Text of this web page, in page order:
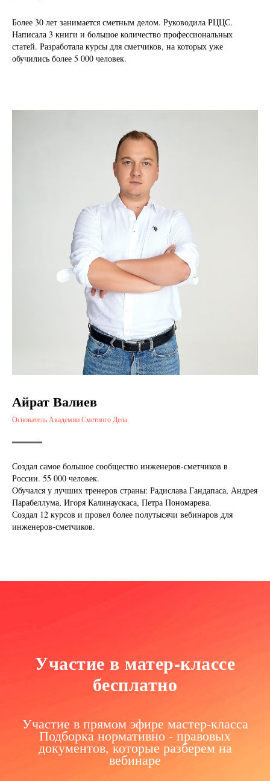
Более 30 лет занимается сметным делом. Руководила РЦЦС.
Написала 3 книги и большое количество профессиональных
статей. Разработала курсы для сметчиков, на которых уже
обучились более 5 000 человек.
Айрат Валиев
Основатель Академии Сметного Дела
Создал самое большое сообщество инженеров-сметчиков в
России. 55 000 человек.
Обучался у лучших тренеров страны: Радислава Гандапаса, Андрея
Парабеллума, Игоря Калинаускаса, Петра Пономарева.
Создал 12 курсов и провел более полутысячи вебинаров для
инженеров-сметчиков.
Участие в матер-классе
бесплатно
Участие в прямом эфире мастер-класса
Подборка нормативно - правовых
документов, которые разберем на
вебинаре